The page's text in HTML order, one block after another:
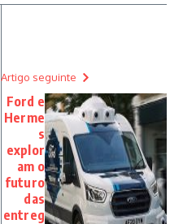
Artigo seguinte
Ford e
Herme
s
explor
am o
futuro
das
entreg